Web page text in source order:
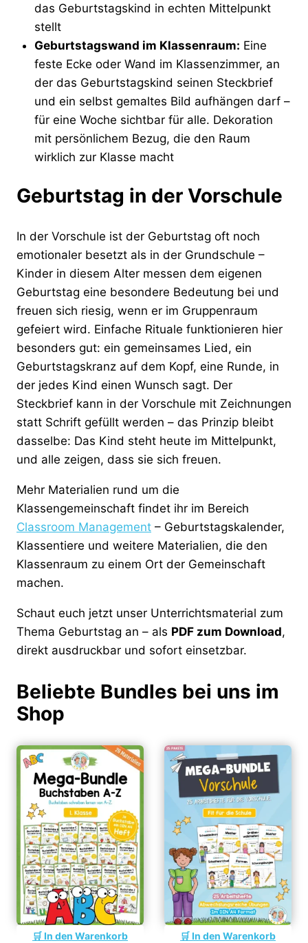
das Geburtstagskind in echten Mittelpunkt
stellt
Geburtstagswand im Klassenraum: Eine
feste Ecke oder Wand im Klassenzimmer, an
der das Geburtstagskind seinen Steckbrief
und ein selbst gemaltes Bild aufhängen darf –
für eine Woche sichtbar für alle. Dekoration
mit persönlichem Bezug, die den Raum
wirklich zur Klasse macht
Geburtstag in der Vorschule
In der Vorschule ist der Geburtstag oft noch
emotionaler besetzt als in der Grundschule –
Kinder in diesem Alter messen dem eigenen
Geburtstag eine besondere Bedeutung bei und
freuen sich riesig, wenn er im Gruppenraum
gefeiert wird. Einfache Rituale funktionieren hier
besonders gut: ein gemeinsames Lied, ein
Geburtstagskranz auf dem Kopf, eine Runde, in
der jedes Kind einen Wunsch sagt. Der
Steckbrief kann in der Vorschule mit Zeichnungen
statt Schrift gefüllt werden – das Prinzip bleibt
dasselbe: Das Kind steht heute im Mittelpunkt,
und alle zeigen, dass sie sich freuen.
Mehr Materialien rund um die
Klassengemeinschaft findet ihr im Bereich
Classroom Management – Geburtstagskalender,
Klassentiere und weitere Materialien, die den
Klassenraum zu einem Ort der Gemeinschaft
machen.
Schaut euch jetzt unser Unterrichtsmaterial zum
Thema Geburtstag an – als PDF zum Download,
direkt ausdruckbar und sofort einsetzbar.
Beliebte Bundles bei uns im
Shop
In den Warenkorb In den Warenkorb